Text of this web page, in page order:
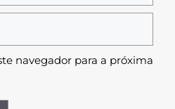
navegador para a próxima